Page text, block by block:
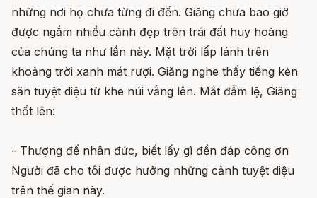
những nơi họ chưa từng đi đến. Giăng chưa bao giờ
được ngắm nhiều cảnh đẹp trên trái đất huy hoàng
của chúng ta như lần này. Mặt trời lấp lánh trên
khoảng trời xanh mát rượi. Giăng nghe thấy tiếng kèn
săn tuyệt diệu từ khe núi vẳng lên. Mắt đẫm lệ, Giăng
thốt lên:
- Thượng đế nhân đức, biết lấy gì đền đáp công ơn
Người đã cho tôi được hưởng những cảnh tuyệt diệu
trên thế gian này.